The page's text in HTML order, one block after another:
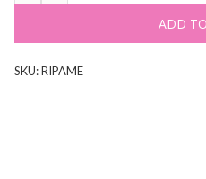
ADD
SKU:RIPAME